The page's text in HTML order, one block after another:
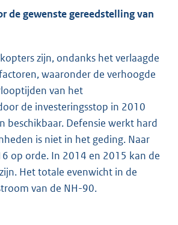
de gewenste gereedstelling van
zijn, ondanks het verlaagde
waaronder de verhoogde
van het
de investeringsstop in 2010
beschikbaar. Defensie werkt hard
is niet in het geding. Naar
op orde. In 2014 en 2015 kan de
Het totale evenwicht in de
van de NH-90.